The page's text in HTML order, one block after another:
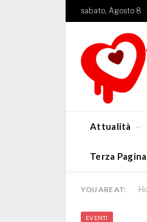
sabato, Agosto 8
Attualità
Terza
YOU ARE AT:
EVENTI